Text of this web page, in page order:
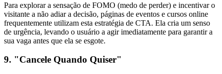
Para explorar a sensação de FOMO (medo de perder) e incentivar o
visitante a não adiar a decisão, páginas de eventos e cursos online
frequentemente utilizam esta estratégia de CTA. Ela cria um senso
de urgência, levando o usuário a agir imediatamente para garantir a
sua vaga antes que ela se esgote.
9. "Cancele Quando Quiser"